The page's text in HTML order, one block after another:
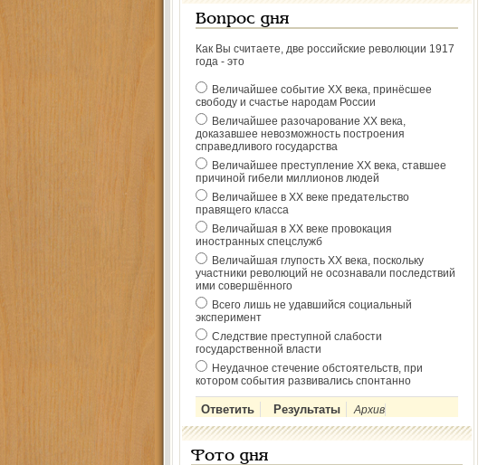
Вопрос дня
Как Вы считаете, две российские революции 1917
года - это
Величайшее событие ХХ века, принёсшее
свободу и счастье народам России
Величайшее разочарование ХХ века,
доказавшее невозможность построения
справедливого государства
Величайшее преступление ХХ века, ставшее
причиной гибели миллионов людей
Величайшее в ХХ веке предательство
правящего класса
Величайшая в ХХ веке провокация
иностранных спецслужб
Величайшая глупость ХХ века, поскольку
участники революций не осознавали последствий
ими совершённого
Всего лишь не удавшийся социальный
эксперимент
Следствие преступной слабости
государственной власти
Неудачное стечение обстоятельств, при
котором события развивались спонтанно
Архив
Фото дня